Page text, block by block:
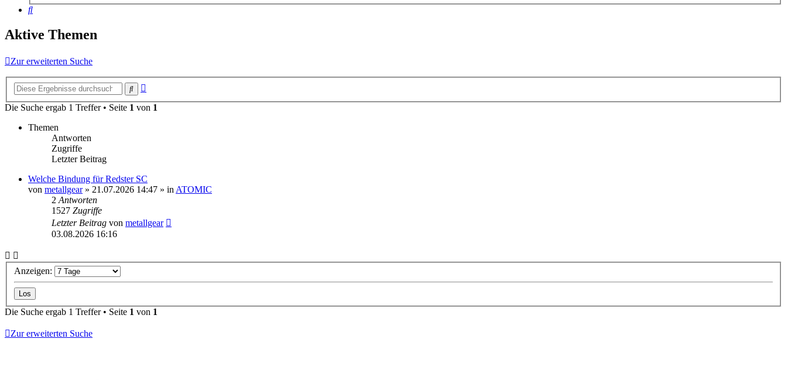
Suche
Aktive Themen
Zur erweiterten Suche
Suche
Die Suche ergab 1 Treffer • Seite 1 von 1
Themen
Antworten
Zugriffe
Letzter Beitrag
Welche Bindung für Redster SC
von metallgear» 21.07.2026 14:47 » in ATOMIC
2 Antworten
1527 Zugriffe
Letzter Beitrag von metallgear
03.08.2026 16:16
Anzeigen:
Die Suche ergab 1 Treffer • Seite 1 von 1
Zur erweiterten Suche